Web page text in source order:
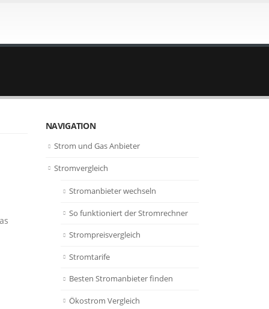
NAVIGATION
Strom und Gas Anbieter
Stromvergleich
Stromanbieter wechseln
So funktioniert der Stromrechner
Strompreisvergleich
Stromtarife
Besten Stromanbieter finden
Ökostrom Vergleich